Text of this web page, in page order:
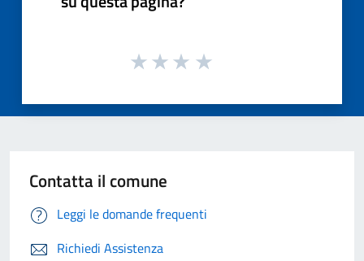
Contatta il comune
Leggi le domande frequenti
Richiedi Assistenza